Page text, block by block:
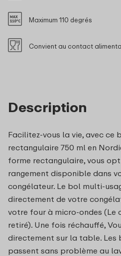
Description
Facilitez-vous la vie, avec ce
rectangulaire 750 ml en
forme rectangulaire, vous
rangement disponible dans
congélateur. Le bol multi-
directement de votre
votre four à micro-ondes (Le
retiré). Une fois réchauffé,
directement sur la table. Les
passent sans problème au
Maximum 110 degrés
Convient au contact